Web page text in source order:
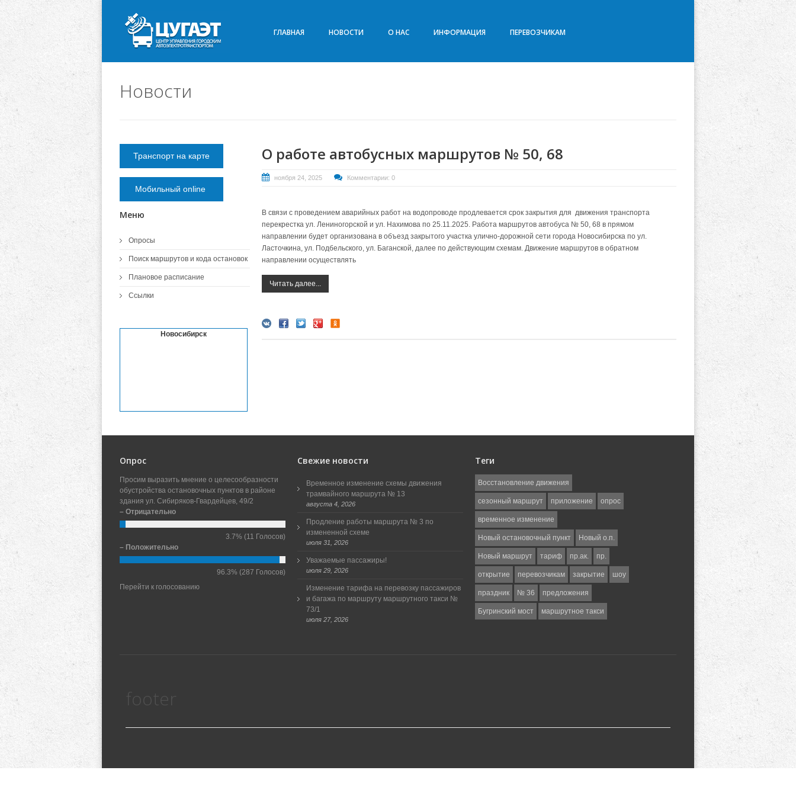
ГЛАВНАЯ НОВОСТИ О НАС ИНФОРМАЦИЯ ПЕРЕВОЗЧИКАМ
Новости
О работе автобусных маршрутов № 50, 68
ноября 24, 2025 Комментарии: 0
В связи с проведением аварийных работ на водопроводе продлевается срок закрытия для движения транспорта
перекрестка ул. Лениногорской и ул. Нахимова по 25.11.2025. Работа маршрутов автобуса № 50, 68 в прямом
направлении будет организована в объезд закрытого участка улично-дорожной сети города Новосибирска по ул.
Ласточкина, ул. Подбельского, ул. Баганской, далее по действующим схемам. Движение маршрутов в обратном
направлении осуществлять
Читать далее...
Транспорт на карте
Мобильный online
Меню
Опросы
Поиск маршрутов и кода остановок
Плановое расписание
Ссылки
Новосибирск
Опрос
Просим выразить мнение о целесообразности
обустройства остановочных пунктов в районе
здания ул. Сибиряков-Гвардейцев, 49/2
– Отрицательно
3.7% (11 Голосов)
– Положительно
96.3% (287 Голосов)
Перейти к голосованию
Свежие новости
Временное изменение схемы движения
трамвайного маршрута № 13
августа 4, 2026
Продление работы маршрута № 3 по
измененной схеме
июля 31, 2026
Уважаемые пассажиры!
июля 29, 2026
Изменение тарифа на перевозку пассажиров
и багажа по маршруту маршрутного такси №
73/1
июля 27, 2026
Теги
Восстановление движения
сезонный маршрут приложение опрос
временное изменение
Новый остановочный пункт Новый о.п.
Новый маршрут тариф пр.ак. пр.
открытие перевозчикам закрытие шоу
праздник № 36 предложения
Бугринский мост маршрутное такси
footer